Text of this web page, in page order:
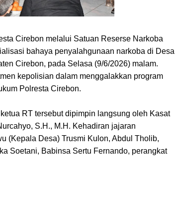
Cirebon melalui Satuan Reserse Narkoba
bahaya penyalahgunaan narkoba di Desa
Cirebon, pada Selasa (9/6/2026) malam.
kepolisian dalam menggalakkan program
Polresta Cirebon.
RT tersebut dipimpin langsung oleh Kasat
S.H., M.H. Kehadiran jajaran
(Kepala Desa) Trusmi Kulon, Abdul Tholib,
Soetani, Babinsa Sertu Fernando, perangkat